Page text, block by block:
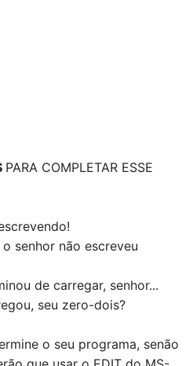
PARA COMPLETAR ESSE
senhor não escreveu
de carregar, senhor...
seu zero-dois?
o seu programa, senão